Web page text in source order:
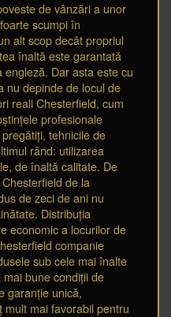
de vânzări a unor
scumpi în
alt scop decât propriul
înaltă este garantată
Dar asta este cu
nu depinde de locul de
reali Chesterfield, cum
profesionale
tehnicile de
rând: utilizarea
de înaltă calitate. De
de la
de zeci de ani nu
Distribuția
economic a locurilor de
companie
sub cele mai înalte
bune condiții de
garanție unică,
mai favorabil pentru